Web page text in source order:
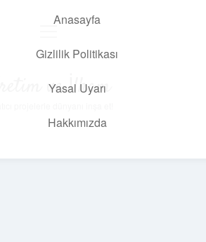
Anasayfa
Gizlilik Politikası
Yasal Uyarı
Hakkımızda
Üretim ve İlham